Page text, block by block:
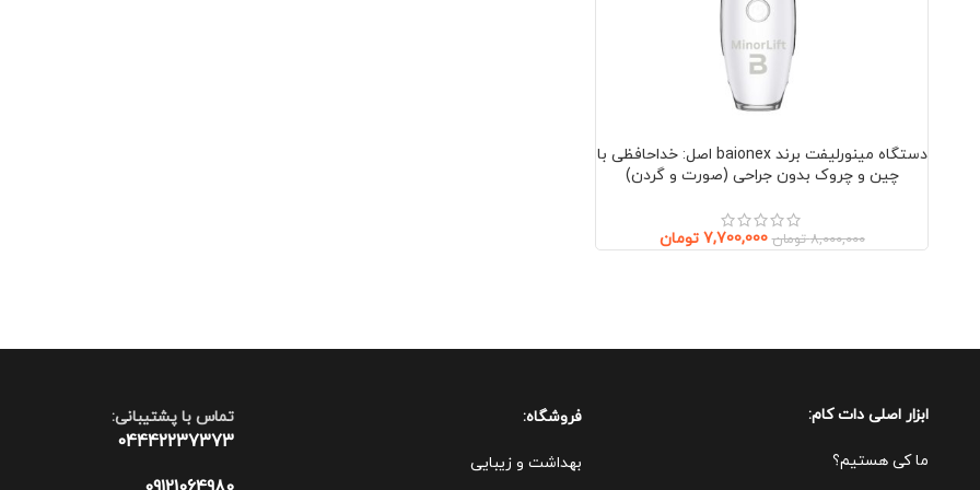
دستگاه مینورلیفت برند baionex اصل: خداحافظی با
چین و چروک بدون جراحی (صورت و گردن)
8,000,000 تومان 7,700,000 تومان
ابزار اصلی دات کام:
ما کی هستیم؟
فروشگاه:
بهداشت و زیبایی
تماس با پشتیبانی:
04442237373